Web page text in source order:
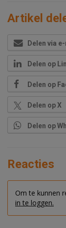
Artikel
Delen via e-
Delen op
Delen op
Delen op X
Delen op
Reacties
Om te kunnen
in te loggen.